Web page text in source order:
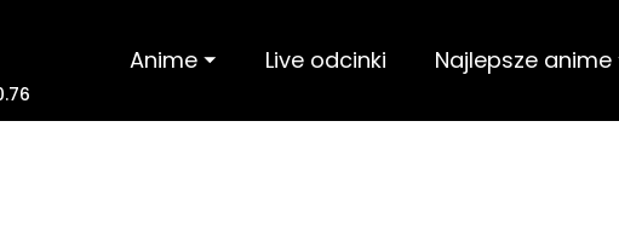
Anime ⏷ Live odcinki Najlepsze anime